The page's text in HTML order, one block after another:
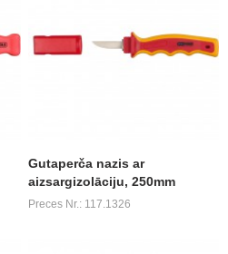
Gutaperča nazis ar
aizsargizolāciju, 250mm
Preces Nr.: 117.1326